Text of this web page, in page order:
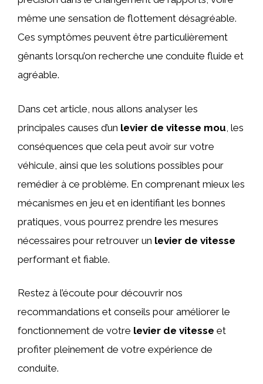
même une sensation de flottement désagréable.
Ces symptômes peuvent être particulièrement
gênants lorsqu’on recherche une conduite fluide et
agréable.
Dans cet article, nous allons analyser les
principales causes d’un levier de vitesse mou , les
conséquences que cela peut avoir sur votre
véhicule, ainsi que les solutions possibles pour
remédier à ce problème. En comprenant mieux les
mécanismes en jeu et en identifiant les bonnes
pratiques, vous pourrez prendre les mesures
nécessaires pour retrouver un levier de vitesse
performant et fiable.
Restez à l’écoute pour découvrir nos
recommandations et conseils pour améliorer le
fonctionnement de votre levier de vitesse et
profiter pleinement de votre expérience de
conduite.